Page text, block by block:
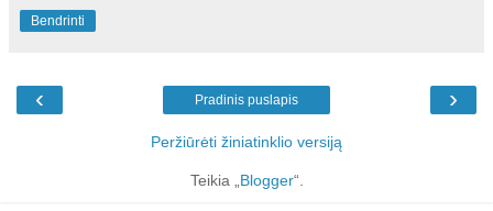
Bendrinti
‹ ›
Pradinis puslapis
Peržiūrėti žiniatinklio versiją
Teikia „ Blogger“.